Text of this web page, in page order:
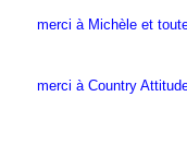
merci à Michèle et
merci à Country